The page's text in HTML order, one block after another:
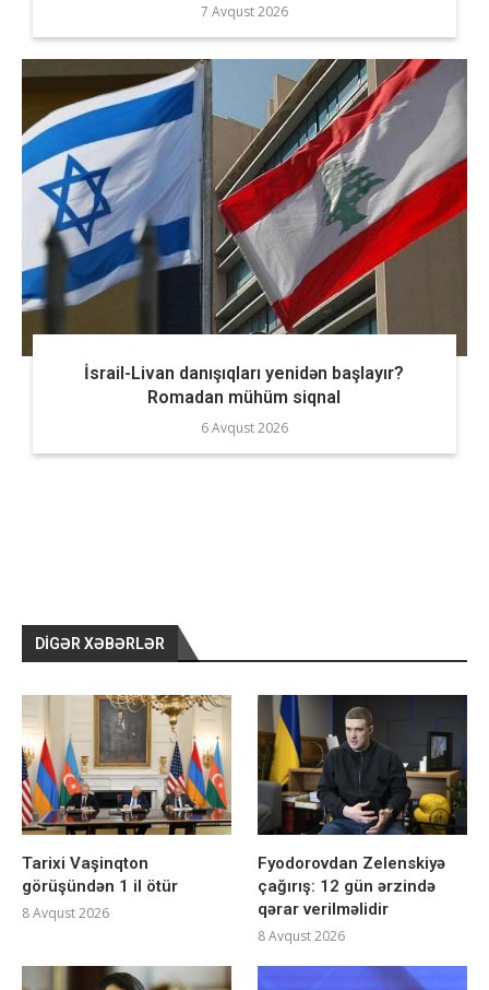
7 Avqust 2026
İsrail-Livan danışıqları yenidən başlayır?
Romadan mühüm siqnal
6 Avqust 2026
DIGƏR XƏBƏRLƏR
Tarixi Vaşinqton
görüşündən 1 il ötür
8 Avqust 2026
Fyodorovdan Zelenskiyə
çağırış: 12 gün ərzində
qərar verilməlidir
8 Avqust 2026